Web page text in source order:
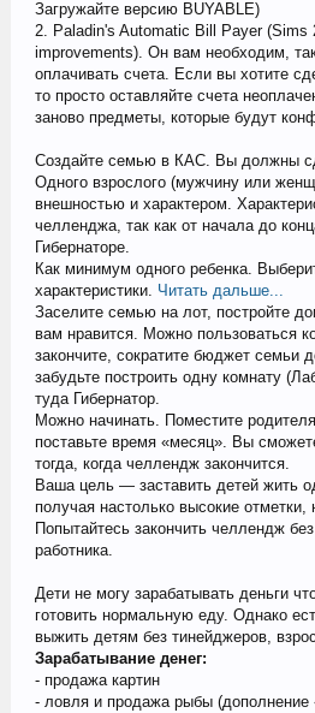
Загружайте версию BUYABLE)
2. Paladin's Automatic Bill Payer (Sims
improvements). Он вам необходим,
оплачивать счета. Если вы хотите
то просто оставляйте счета
заново предметы, которые будут
Создайте семью в КАС. Вы должны
Одного взрослого (мужчину или
внешностью и характером.
челленджа, так как от начала до
Гибернаторе.
Как минимум одного ребенка.
характеристики. Читать дальше...
Заселите семью на лот, постройте
вам нравится. Можно пользоваться
закончите, сократите бюджет семьи
забудьте построить одну комнату
туда Гибернатор.
Можно начинать. Поместите
поставьте время «месяц». Вы
тогда, когда челлендж закончится.
Ваша цель — заставить детей жить
получая настолько высокие отметки,
Попытайтесь закончить челлендж
работника.
Дети не могу зарабатывать деньги
готовить нормальную еду. Однако
выжить детям без тинейджеров,
Зарабатывание денег:
- продажа картин
- ловля и продажа рыбы (дополнение